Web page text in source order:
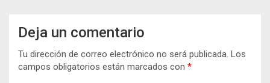
Deja un comentario
Tu dirección de correo electrónico no será publicada. Los
campos obligatorios están marcados con *